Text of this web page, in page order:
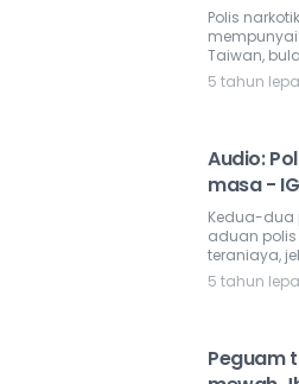
Polis
Taiwan,
5 tahun
Audio:
masa -
Kedua-dua
aduan
teraniaya,
5 tahun
Peguam